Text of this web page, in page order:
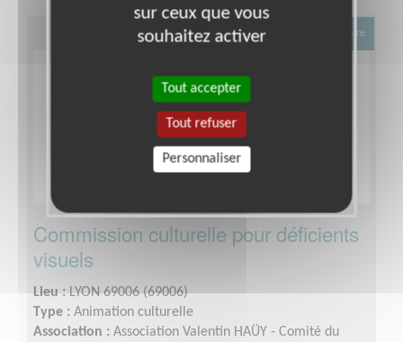
Culture
Commission culturelle pour déficients
visuels
Lieu : LYON 69006 (69006)
Type : Animation culturelle
Association : Association Valentin HAÜY - Comité du
sur ceux que vous
souhaitez activer
Tout accepter
Tout refuser
Personnaliser